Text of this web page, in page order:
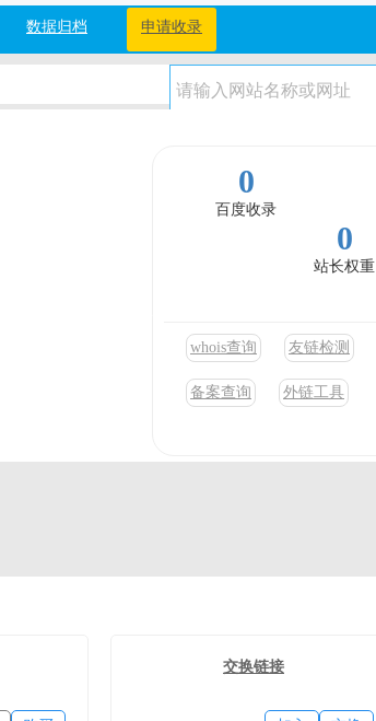
数据归档 申请收录
0
百度收录
0
站长权重
whois查询 友链检测
备案查询 外链工具
交换链接